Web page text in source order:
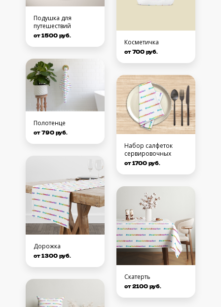
Подушка для
путешествий
от 1500 руб.
Полотенце
от 790 руб.
Дорожка
от 1300 руб.
Косметичка
от 700 руб.
Набор салфеток
сервировочных
от 1700 руб.
Скатерть
от 2100 руб.